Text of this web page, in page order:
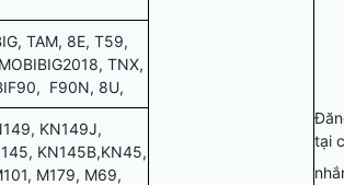
tại
TAM, 8E, T59,
TNX,
F90N, 8U,
KN149J,
KN145B,KN45,
M179, M69,